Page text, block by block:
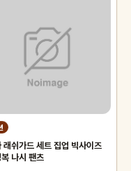
래쉬가드 세트 집업 빅사이즈
나시 팬츠